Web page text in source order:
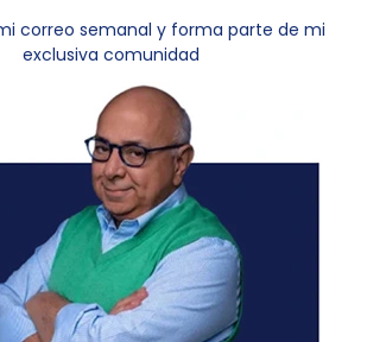
correo semanal y forma parte de mi
exclusiva comunidad